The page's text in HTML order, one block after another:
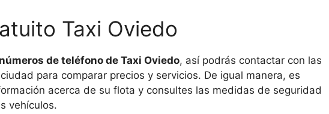
Taxi Oviedo
números de teléfono de Taxi Oviedo, así podrás contactar con las
para comparar precios y servicios. De igual manera, es
acerca de su flota y consultes las medidas de seguridad
vehículos.